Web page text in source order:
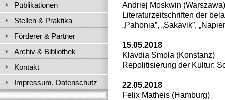
Andriej Moskwin (Warszawa)
Literaturzeitschriften der
„Pahonia”, „Sakavik”,
15.05.2018
Klavdia Smola (Konstanz)
Repolitisierung der Kultur:
22.05.2018
Felix Matheis (Hamburg)
Publikationen
Stellen & Praktika
Förderer & Partner
Archiv & Bibliothek
Kontakt
Impressum, Datenschutz